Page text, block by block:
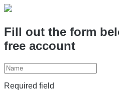
Fill out the form
free account
Required field